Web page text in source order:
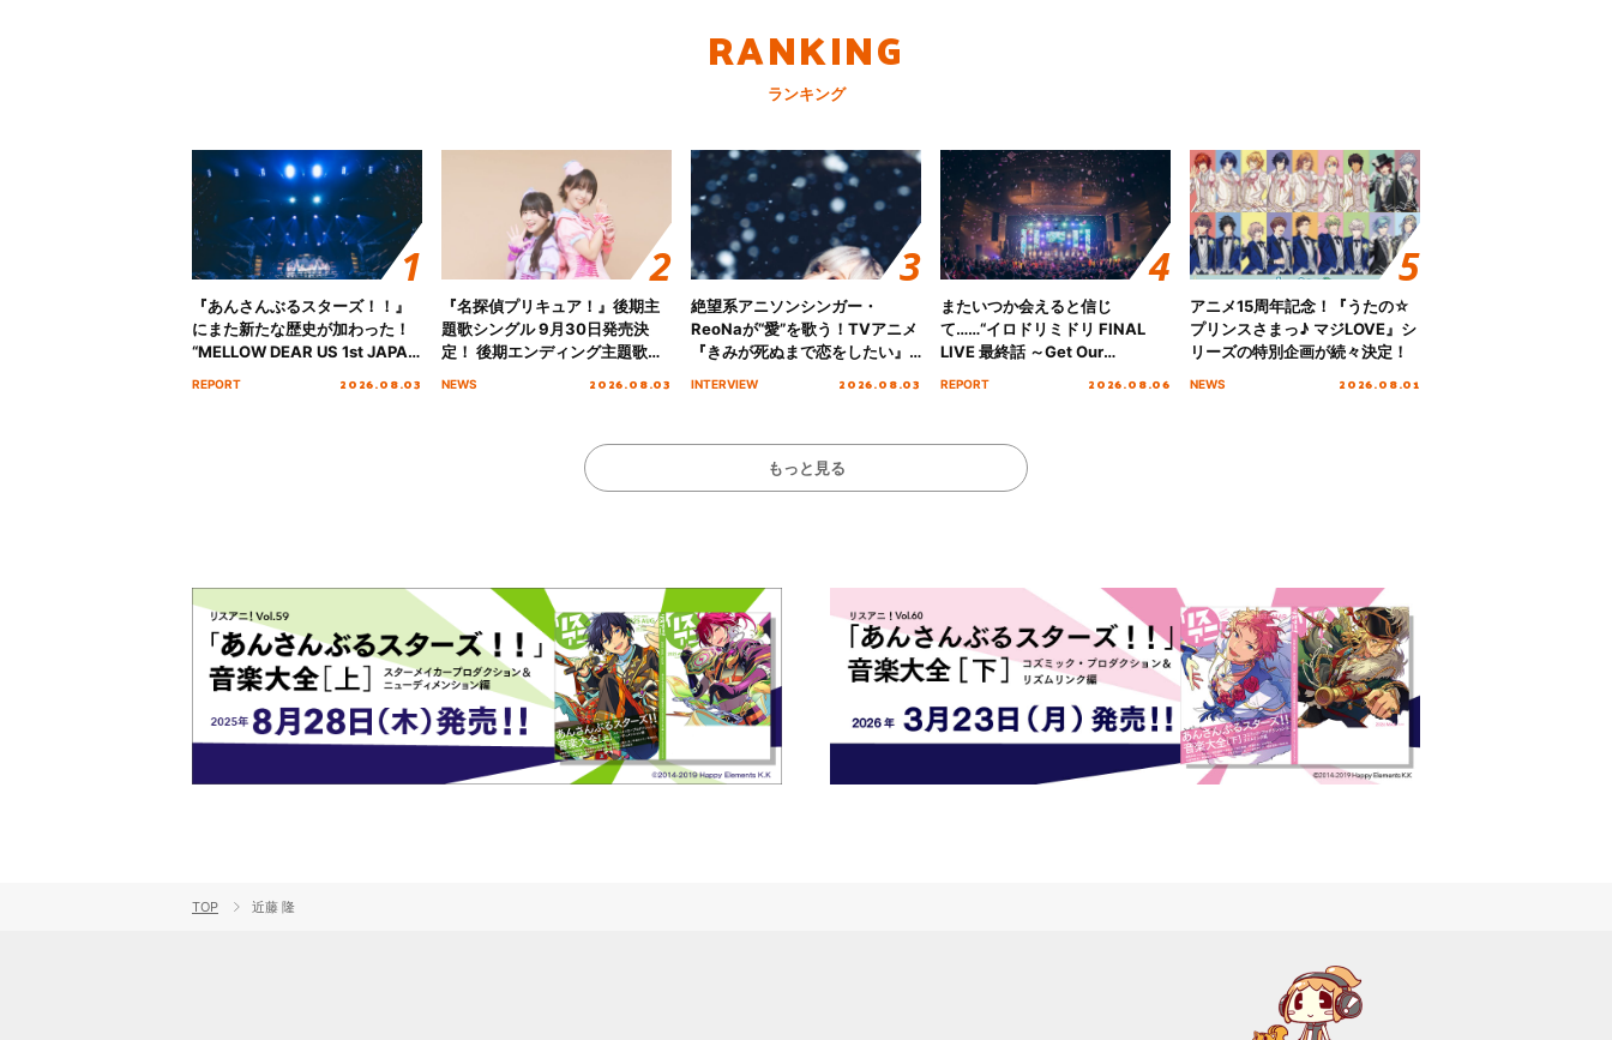
RANKING
ランキング
『あんさんぶるスターズ！！』
にまた新たな歴史が加わった！
“MELLOW DEAR US 1st JAPAN
REPORT 2026.08.03
『名探偵プリキュア！』後期主
題歌シングル 9月30日発売決
定！ 後期エンディング主題歌
NEWS 2026.08.03
絶望系アニソンシンガー・
ReoNaが“愛”を歌う！TVアニメ
『きみが死ぬまで恋をしたい』
INTERVIEW 2026.08.03
またいつか会えると信じ
て……“イロドリミドリ FINAL
LIVE 最終話 ～Get Our
REPORT 2026.08.06
アニメ15周年記念！『うたの☆
プリンスさまっ♪ マジLOVE』シ
リーズの特別企画が続々決定！
NEWS 2026.08.01
もっと見る
TOP 近藤 隆